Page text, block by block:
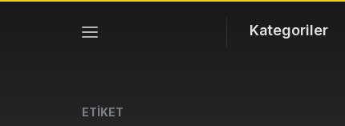
Kategoriler
ETİKET